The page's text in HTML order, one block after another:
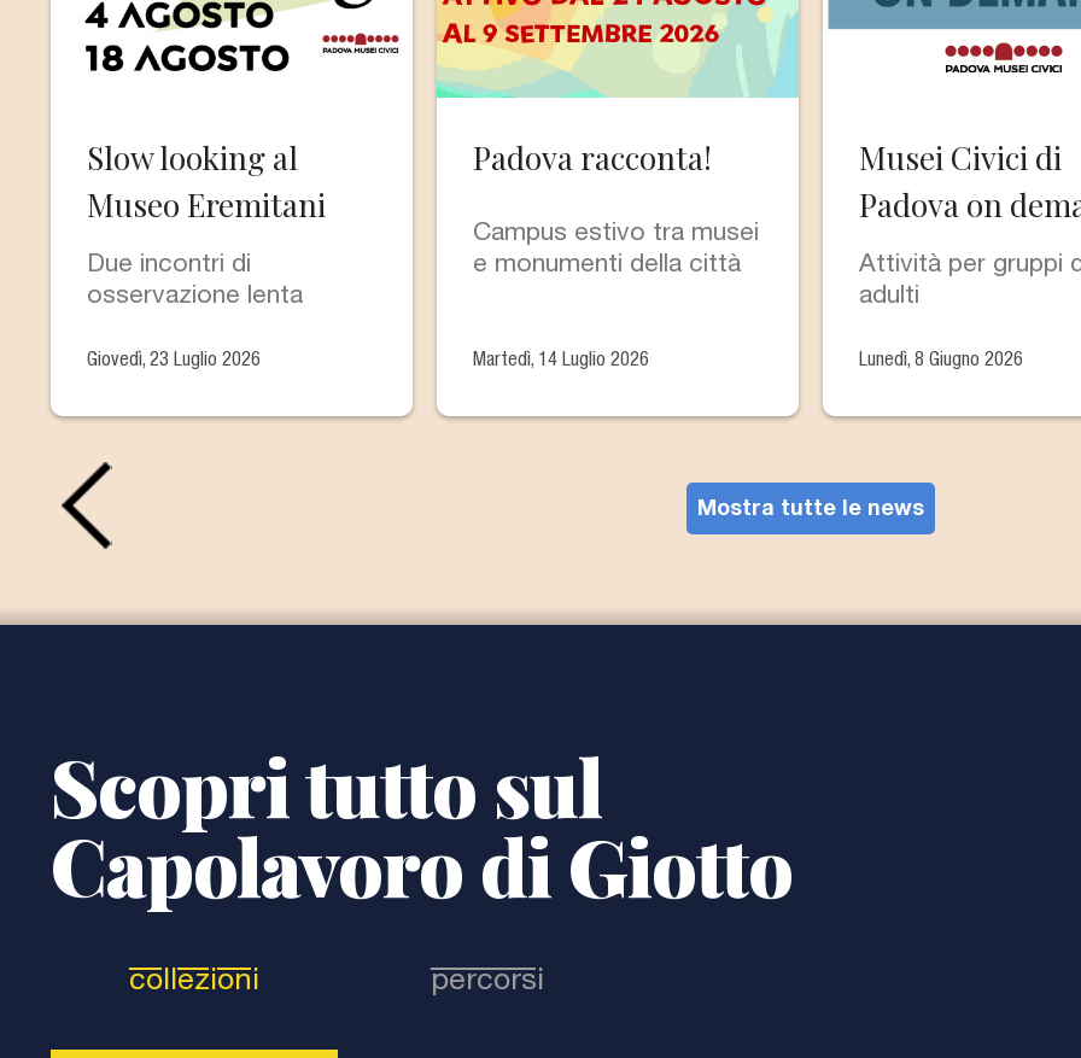
Slow looking al
Museo Eremitani
Due incontri di
osservazione lenta
Giovedì, 23 Luglio 2026
Padova racconta!
Campus estivo tra musei
e monumenti della città
Martedì, 14 Luglio 2026
Musei Civici di
Padova on
Attività per gruppi
adulti
Lunedì, 8 Giugno 2026
Mostra tutte le news
Scopri tutto sul
Capolavoro di Giotto
collezioni percorsi